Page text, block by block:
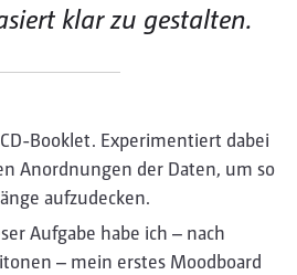
klar zu gestalten.
Booklet. Experimentiert dabei
Anordnungen der Daten, um so
aufzudecken.
Aufgabe habe ich – nach
– mein erstes Moodboard